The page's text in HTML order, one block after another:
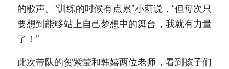
的歌声。“训练的时候有点累”小莉说，“但每次只
要想到能够站上自己梦想中的舞台，我就有力量
了！”
此次带队的贺紫莹和韩嬉两位老师，看到孩子们